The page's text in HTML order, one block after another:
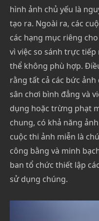
hình ảnh chủ yếu là
tạo ra. Ngoài ra, các
các hạng mục riêng
vì việc so sánh trực
thể không phù hợp.
rằng tất cả các bức
sân chơi bình đẳng và
dụng hoặc trừng phạt
chung, có khả năng
cuộc thi ảnh miễn là
công bằng và minh
ban tổ chức thiết lập
sử dụng chúng.